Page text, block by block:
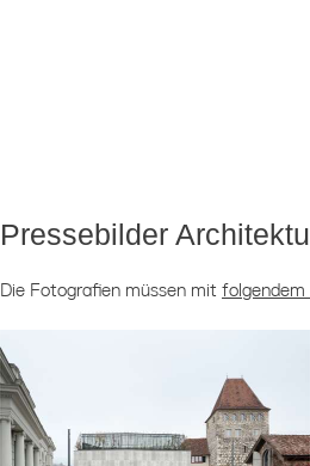
Pressebilder
Die Fotografien müssen mit